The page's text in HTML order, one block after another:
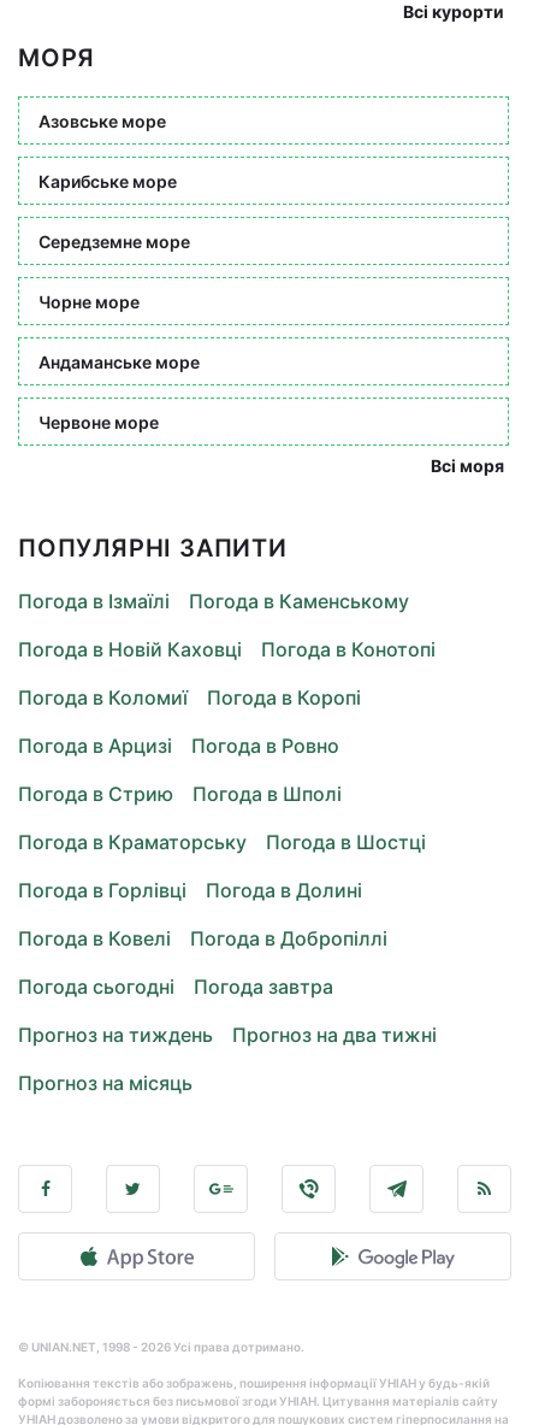
Всі курорти
МОРЯ
Азовське море
Карибське море
Середземне море
Чорне море
Андаманське море
Червоне море
Всі моря
ПОПУЛЯРНІ ЗАПИТИ
Погода в Ізмаїлі
Погода в Каменському
Погода в Новій Каховці
Погода в Конотопі
Погода в Коломиї
Погода в Коропі
Погода в Арцизі
Погода в Ровно
Погода в Стрию
Погода в Шполі
Погода в Краматорську
Погода в Шостці
Погода в Горлівці
Погода в Долині
Погода в Ковелі
Погода в Добропіллі
Погода сьогодні
Погода завтра
Прогноз на тиждень
Прогноз на два тижні
Прогноз на місяць
© UNIAN.NET, 1998 - 2026 Усі права дотримано.
Копіювання текстів або зображень, поширення інформації УНІАН у будь-якій
формі забороняється без письмової згоди УНІАН. Цитування матеріалів сайту
УНІАН дозволено за умови відкритого для пошукових систем гіперпосилання на